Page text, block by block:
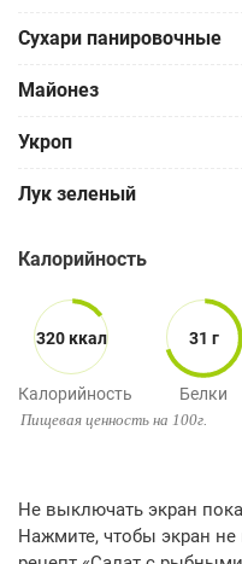
Сухари панировочные
Майонез
Укроп
Лук зеленый
Калорийность
320 ккал
Калорийность
31 г
Белки
Пищевая ценность на 100г.